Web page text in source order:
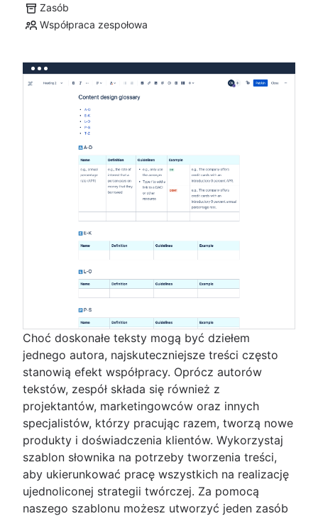
Zasób
Współpraca zespołowa
Choć doskonałe teksty mogą być dziełem
jednego autora, najskuteczniejsze treści często
stanowią efekt współpracy. Oprócz autorów
tekstów, zespół składa się również z
projektantów, marketingowców oraz innych
specjalistów, którzy pracując razem, tworzą nowe
produkty i doświadczenia klientów. Wykorzystaj
szablon słownika na potrzeby tworzenia treści,
aby ukierunkować pracę wszystkich na realizację
ujednoliconej strategii twórczej. Za pomocą
naszego szablonu możesz utworzyć jeden zasób